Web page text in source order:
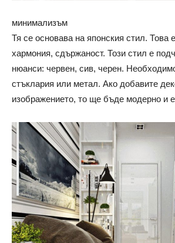
минимализъм
Тя се основава на японския стил. Това
хармония, сдържаност. Този стил е
нюанси: червен, сив, черен.
стъклария или метал. Ако добавите
изображението, то ще бъде модерно и